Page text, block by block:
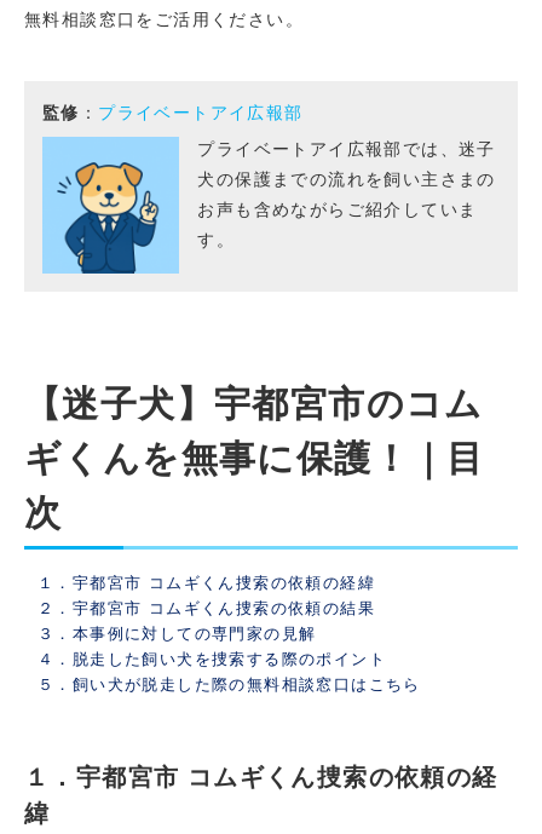
無料相談窓口をご活用ください。
監修 ： プライベートアイ広報部
プライベートアイ広報部では、迷子
犬の保護までの流れを飼い主さまの
お声も含めながらご紹介していま
す。
【迷子犬】宇都宮市のコム
ギくんを無事に保護！｜目
次
１．宇都宮市 コムギくん捜索の依頼の経緯
２．宇都宮市 コムギくん捜索の依頼の結果
３．本事例に対しての専門家の見解
４．脱走した飼い犬を捜索する際のポイント
５．飼い犬が脱走した際の無料相談窓口はこちら
１．宇都宮市 コムギくん捜索の依頼の経
緯